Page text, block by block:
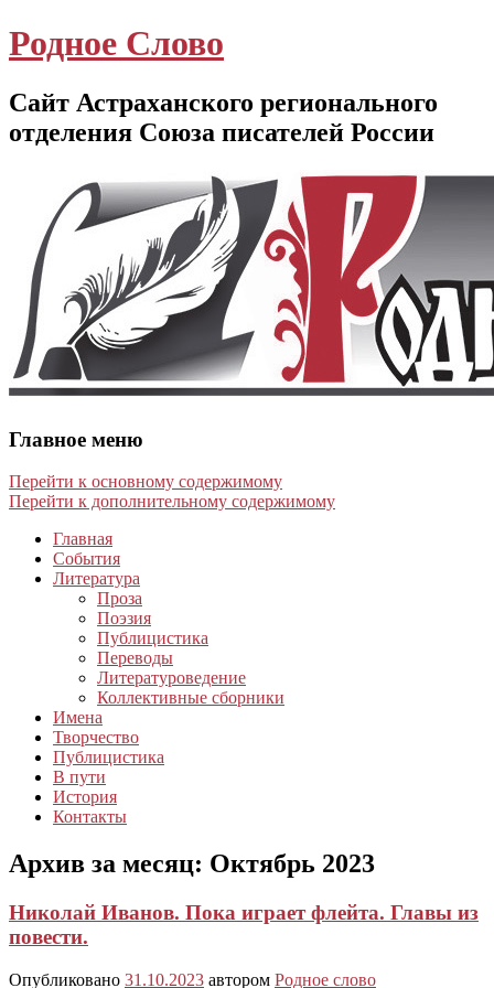
Родное Слово
Сайт Астраханского регионального
отделения Союза писателей России
Главное меню
Перейти к основному содержимому
Перейти к дополнительному содержимому
Главная
События
Литература
Проза
Поэзия
Публицистика
Переводы
Литературоведение
Коллективные сборники
Имена
Творчество
Публицистика
В пути
История
Контакты
Архив за месяц: Октябрь 2023
Николай Иванов. Пока играет флейта. Главы из
повести.
Опубликовано 31.10.2023 автором Родное слово